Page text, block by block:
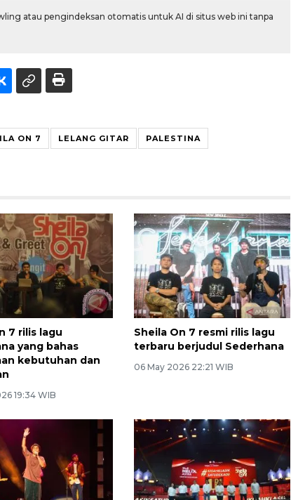
atau pengindeksan otomatis untuk AI di situs web ini tanpa
ON 7 LELANG GITAR PALESTINA
7 rilis lagu
yang bahas
kebutuhan dan
19:34 WIB
Sheila On 7 resmi rilis lagu
terbaru berjudul Sederhana
06 May 2026 22:21 WIB
Prediksi puncak musim
kemarau di Kalimantan
Tengah
22 July 2026 17:18 WIB